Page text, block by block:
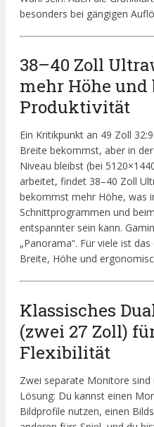
besonders bei gängigen
38–40 Zoll
mehr Höhe und
Produktivität
Ein Kritikpunkt an 49 Zoll
Breite bekommst, aber in
Niveau bleibst (bei
arbeitet, findet 38–40 Zoll
bekommst mehr Höhe, was
Schnittprogrammen und
entspannter sein kann.
„Panorama“. Für viele ist
Breite, Höhe und
Klassisches
(zwei 27 Zoll)
Flexibilität
Zwei separate Monitore
Lösung: Du kannst einen
Bildprofile nutzen, einen